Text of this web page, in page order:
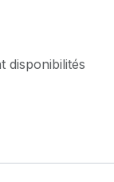
disponibilités